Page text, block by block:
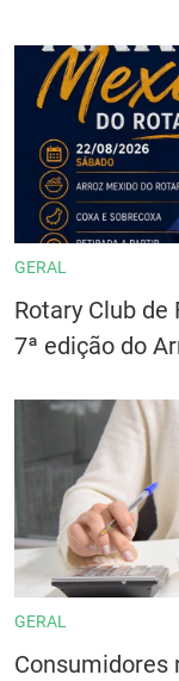
GERAL
Rotary Club
7ª edição do
GERAL
Consumidores